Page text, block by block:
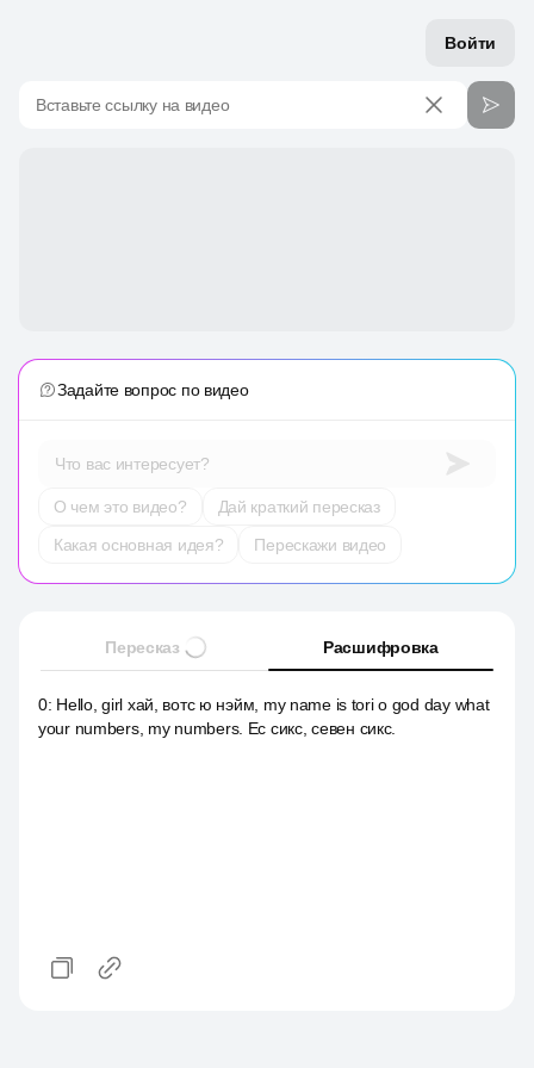
Войти
Вставьте ссылку на видео
Задайте вопрос по видео
Что вас интересует?
О чем это видео?
Дай краткий пересказ
Какая основная идея?
Перескажи видео
Пересказ Расшифровка
0: Hello, girl хай, вотс ю нэйм, my name is tori о god day what
your numbers, my numbers. Ес сикс, севен сикс.